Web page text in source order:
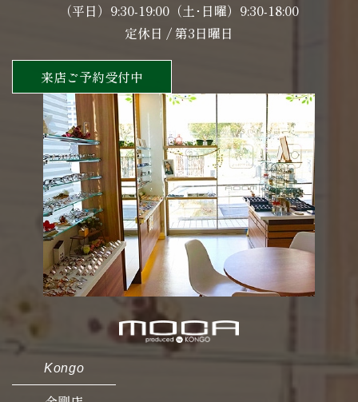
（平日）9:30-19:00（土･日曜）9:30-18:00
定休日 / 第3日曜日
来店ご予約受付中
Kongo